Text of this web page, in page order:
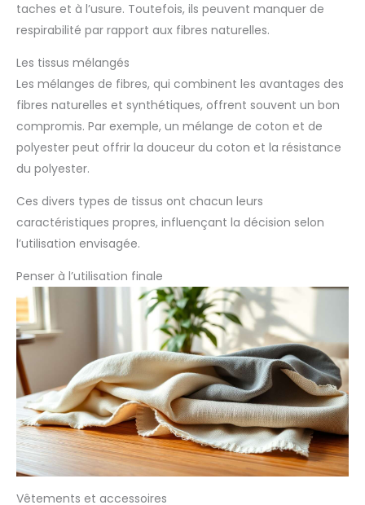
taches et à l’usure. Toutefois, ils peuvent manquer de
respirabilité par rapport aux fibres naturelles.
Les tissus mélangés
Les mélanges de fibres, qui combinent les avantages des
fibres naturelles et synthétiques, offrent souvent un bon
compromis. Par exemple, un mélange de coton et de
polyester peut offrir la douceur du coton et la résistance
du polyester.
Ces divers types de tissus ont chacun leurs
caractéristiques propres, influençant la décision selon
l’utilisation envisagée.
Penser à l’utilisation finale
Vêtements et accessoires